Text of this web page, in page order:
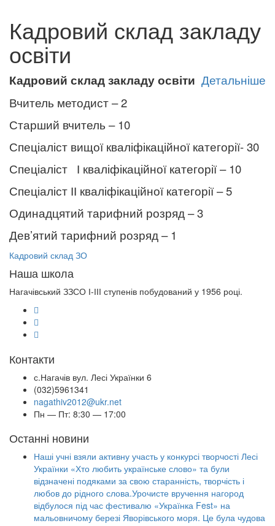
Кадровий склад закладу
освіти
Кадровий склад закладу освіти Детальніше
Вчитель методист – 2
Старший вчитель – 10
Спеціаліст вищої кваліфікаційної категорії- 30
Спеціаліст І кваліфікаційної категорії – 10
Спеціаліст ІІ кваліфікаційної категорії – 5
Одинадцятий тарифний розряд – 3
Дев’ятий тарифний розряд – 1
Кадровий склад ЗО
Наша школа
Нагачівський ЗЗСО І-ІІІ ступенів побудований у 1956 році.
Контакти
с.Нагачів вул. Лесі Українки 6
(032)5961341
nagathiv2012@ukr.net
Пн — Пт: 8:30 — 17:00
Останні новини
Наші учні взяли активну участь у конкурсі творчості Лесі
Українки «Хто любить українське слово» та були
відзначені подяками за свою старанність, творчість і
любов до рідного слова.Урочисте вручення нагород
відбулося під час фестивалю «Українка Fest» на
мальовничому березі Яворівського моря. Це була чудова